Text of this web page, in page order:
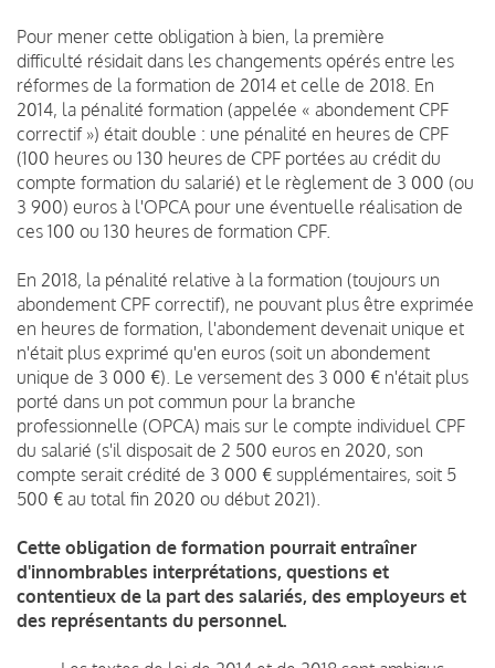
Pour mener cette obligation à bien, la première
difficulté résidait dans les changements opérés entre les
réformes de la formation de 2014 et celle de 2018. En
2014, la pénalité formation (appelée « abondement CPF
correctif ») était double : une pénalité en heures de CPF
(100 heures ou 130 heures de CPF portées au crédit du
compte formation du salarié) et le règlement de 3 000 (ou
3 900) euros à l'OPCA pour une éventuelle réalisation de
ces 100 ou 130 heures de formation CPF.
En 2018, la pénalité relative à la formation (toujours un
abondement CPF correctif), ne pouvant plus être exprimée
en heures de formation, l'abondement devenait unique et
n'était plus exprimé qu'en euros (soit un abondement
unique de 3 000 €). Le versement des 3 000 € n'était plus
porté dans un pot commun pour la branche
professionnelle (OPCA) mais sur le compte individuel CPF
du salarié (s'il disposait de 2 500 euros en 2020, son
compte serait crédité de 3 000 € supplémentaires, soit 5
500 € au total fin 2020 ou début 2021).
Cette obligation de formation pourrait entraîner
d'innombrables interprétations, questions et
contentieux de la part des salariés, des employeurs et
des représentants du personnel.